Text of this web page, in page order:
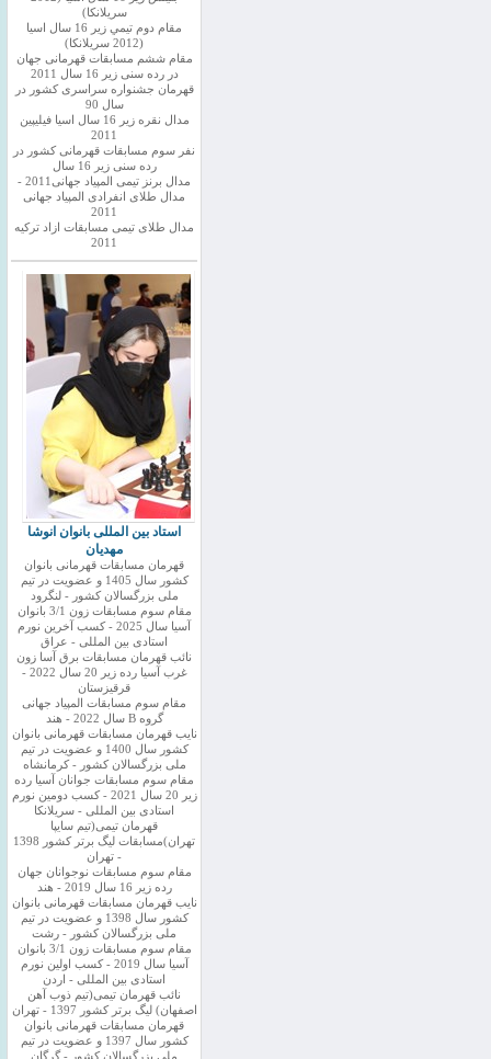
سريلانكا)
مقام دوم تيمي زير 16 سال اسيا
(2012 سريلانكا)
مقام ششم مسابقات قهرمانی جهان
در رده سنی زیر 16 سال 2011
قهرمان جشنواره سراسری کشور در
سال 90
مدال نقره زیر 16 سال اسیا فیلیپین
2011
نفر سوم مسابقات قهرمانی کشور در
رده سنی زیر 16 سال
مدال برنز تیمی المپیاد جهانی2011 -
مدال طلای انفرادی المپیاد جهانی
2011
مدال طلای تیمی مسابقات ازاد ترکیه
2011
استاد بین المللی بانوان انوشا
مهدیان
قهرمان مسابقات قهرمانی بانوان
کشور سال 1405 و عضویت در تیم
ملی بزرگسالان کشور - لنگرود
مقام سوم مسابقات زون 3/1 بانوان
آسیا سال 2025 - کسب آخرین نورم
استادی بین المللی - عراق
نائب قهرمان مسابقات برق آسا زون
غرب آسیا رده زیر 20 سال 2022 -
قرقیزستان
مقام سوم مسابقات المپیاد جهانی
گروه B سال 2022 - هند
نایب قهرمان مسابقات قهرمانی بانوان
کشور سال 1400 و عضویت در تیم
ملی بزرگسالان کشور - کرمانشاه
مقام سوم مسابقات جوانان آسیا رده
زیر 20 سال 2021 - کسب دومین نورم
استادی بین المللی - سریلانکا
قهرمان تیمی(تیم سایپا
تهران)مسابقات لیگ برتر کشور 1398
- تهران
مقام سوم مسابقات نوجوانان جهان
رده زیر 16 سال 2019 - هند
نایب قهرمان مسابقات قهرمانی بانوان
کشور سال 1398 و عضویت در تیم
ملی بزرگسالان کشور - رشت
مقام سوم مسابقات زون 3/1 بانوان
آسیا سال 2019 - کسب اولین نورم
استادی بین المللی - اردن
نائب قهرمان تیمی(تیم ذوب آهن
اصفهان) لیگ برتر کشور 1397 - تهران
قهرمان مسابقات قهرمانی بانوان
کشور سال 1397 و عضویت در تیم
ملی بزرگسالان کشور - گرگان